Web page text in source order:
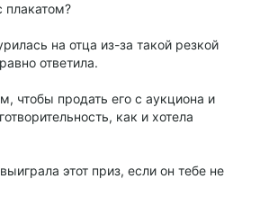
плакатом?
на отца из-за такой резкой
ответила.
чтобы продать его с аукциона и
как и хотела
этот приз, если он тебе не